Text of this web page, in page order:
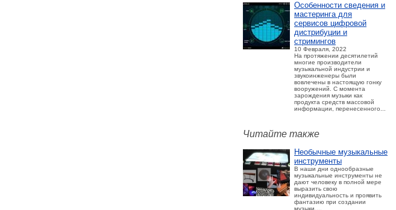
Особенности сведения и
мастеринга для
сервисов цифровой
дистрибуции и
стримингов
10 Февраля, 2022
На протяжении десятилетий
многие производители
музыкальной индустрии и
звукоинженеры были
вовлечены в настоящую гонку
вооружений. С момента
зарождения музыки как
продукта средств массовой
информации, перенесенного...
Читайте также
Необычные музыкальные
инструменты
В наши дни однообразные
музыкальные инструменты не
дают человеку в полной мере
выразить свою
индивидуальность и проявить
фантазию при создании
музыки....